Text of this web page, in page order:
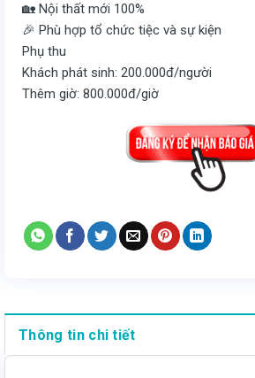
🏡 Nội thất mới 100%
🎉 Phù hợp tổ chức tiệc và sự kiện
Phụ thu
Khách phát sinh: 200.000đ/người
Thêm giờ: 800.000đ/giờ
Thông tin chi tiết